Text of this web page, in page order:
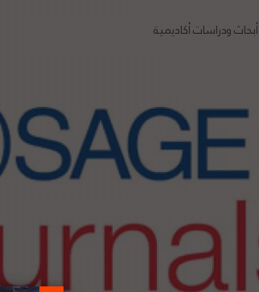
أبحاث ودراسات أكاديمية